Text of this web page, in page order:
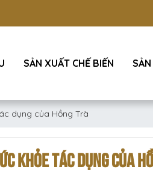
SẢN XUẤT CHẾ BIẾN
dụng của Hồng Trà
KHỎE TÁC DỤNG CỦA